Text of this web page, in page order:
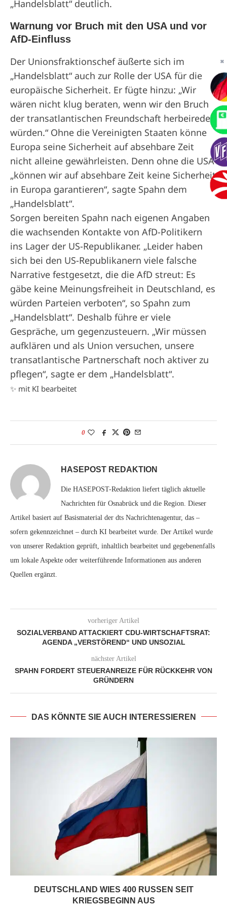
„Handelsblatt“ deutlich.
Warnung vor Bruch mit den USA und vor
AfD-Einfluss
Der Unionsfraktionschef äußerte sich im
„Handelsblatt“ auch zur Rolle der USA für die
europäische Sicherheit. Er fügte hinzu: „Wir
wären nicht klug beraten, wenn wir den Bruch
der transatlantischen Freundschaft herbeireden
würden.“ Ohne die Vereinigten Staaten könne
Europa seine Sicherheit auf absehbare Zeit
nicht alleine gewährleisten. Denn ohne die USA
„können wir auf absehbare Zeit keine Sicherheit
in Europa garantieren“, sagte Spahn dem
„Handelsblatt“.
Sorgen bereiten Spahn nach eigenen Angaben
die wachsenden Kontakte von AfD-Politikern
ins Lager der US-Republikaner. „Leider haben
sich bei den US-Republikanern viele falsche
Narrative festgesetzt, die die AfD streut: Es
gäbe keine Meinungsfreiheit in Deutschland, es
würden Parteien verboten“, so Spahn zum
„Handelsblatt“. Deshalb führe er viele
Gespräche, um gegenzusteuern. „Wir müssen
aufklären und als Union versuchen, unsere
transatlantische Partnerschaft noch aktiver zu
pflegen“, sagte er dem „Handelsblatt“.
✨ mit KI bearbeitet
0
HASEPOST REDAKTION
Die HASEPOST-Redaktion liefert täglich aktuelle
Nachrichten für Osnabrück und die Region. Dieser
Artikel basiert auf Basismaterial der dts Nachrichtenagentur, das –
sofern gekennzeichnet – durch KI bearbeitet wurde. Der Artikel wurde
von unserer Redaktion geprüft, inhaltlich bearbeitet und gegebenenfalls
um lokale Aspekte oder weiterführende Informationen aus anderen
Quellen ergänzt.
vorheriger Artikel
SOZIALVERBAND ATTACKIERT CDU-WIRTSCHAFTSRAT:
AGENDA „VERSTÖREND“ UND UNSOZIAL
nächster Artikel
SPAHN FORDERT STEUERANREIZE FÜR RÜCKKEHR VON
GRÜNDERN
DAS KÖNNTE SIE AUCH INTERESSIEREN
DEUTSCHLAND WIES 400 RUSSEN SEIT
KRIEGSBEGINN AUS
✖